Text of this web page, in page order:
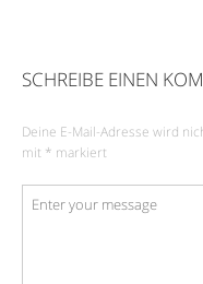
SCHREIBE EINEN
Deine E-Mail-Adresse wird
mit * markiert
Kommentar